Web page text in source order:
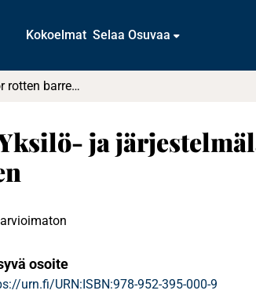
Kokoelmat Selaa Osuvaa
"Bad apples or rotten barrel" : Yksilö- ja järjestelmälähtöinen korruptio : katsaus tutkimuskirjallisuuteen
ja
osoite
urn.fi/URN:ISBN:978-952-395-000-9